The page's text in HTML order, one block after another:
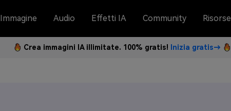
Immagine Audio Effetti IA Community Risorse
Crea immagini IA illimitate. 100% gratis! Inizia gratis→